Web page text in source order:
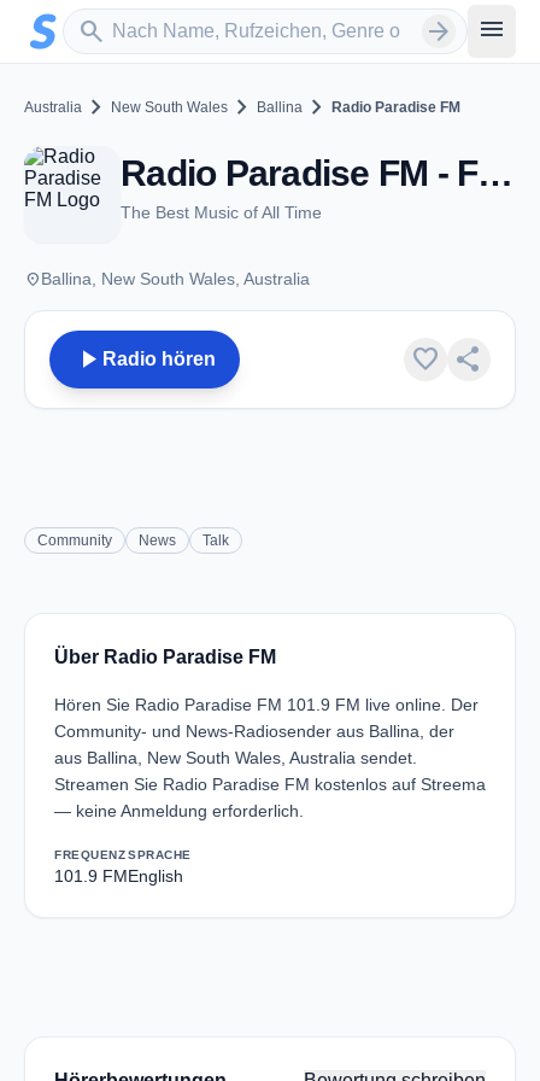
Zum Hauptinhalt springen
search
Sender suchen arrow_forward menu
Australia chevron_right New South Wales chevron_right Ballina chevron_right Radio Paradise FM
Radio Paradise FM - FM 101.9 - Ballina, NSW
The Best Music of All Time
placeBallina, New South Wales, Australia
play_arrow Radio hören favorite share
Community News Talk
Über Radio Paradise FM
Hören Sie Radio Paradise FM 101.9 FM live online. Der
Community- und News-Radiosender aus Ballina, der
aus Ballina, New South Wales, Australia sendet.
Streamen Sie Radio Paradise FM kostenlos auf Streema
— keine Anmeldung erforderlich.
FREQUENZ
101.9 FM
SPRACHE
English